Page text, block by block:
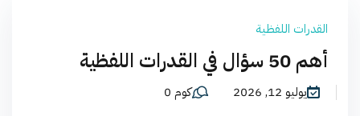
القدرات اللفظية
أهم 50 سؤال في القدرات اللفظية
يوليو 12, 2026
كوم 0